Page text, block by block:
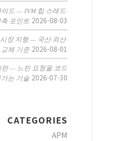
드 — JVM 힙·스레드·
포인트 2026-08-03
시장 지형 — 국산·외산·
체 기준 2026-08-01
— 느린 요청을 코드
는 기술 2026-07-30
CATEGORIES
APM